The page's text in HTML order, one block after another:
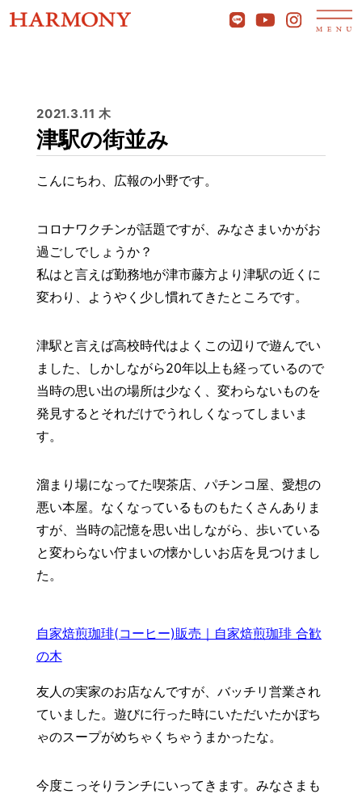
2021.3.11 木
津駅の街並み
こんにちわ、広報の小野です。
コロナワクチンが話題ですが、みなさまいかがお
過ごしでしょうか？
私はと言えば勤務地が津市藤方より津駅の近くに
変わり、ようやく少し慣れてきたところです。
津駅と言えば高校時代はよくこの辺りで遊んでい
ました、しかしながら20年以上も経っているので
当時の思い出の場所は少なく、変わらないものを
発見するとそれだけでうれしくなってしまいま
す。
溜まり場になってた喫茶店、パチンコ屋、愛想の
悪い本屋。なくなっているものもたくさんありま
すが、当時の記憶を思い出しながら、歩いている
と変わらない佇まいの懐かしいお店を見つけまし
た。
自家焙煎珈琲(コーヒー)販売｜自家焙煎珈琲 合歓
の木
友人の実家のお店なんですが、バッチリ営業され
ていました。遊びに行った時にいただいたかぼち
ゃのスープがめちゃくちゃうまかったな。
今度こっそりランチにいってきます。みなさまも